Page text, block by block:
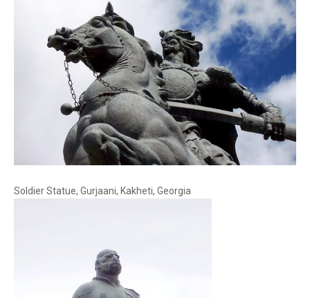
Soldier Statue, Gurjaani, Kakheti, Georgia